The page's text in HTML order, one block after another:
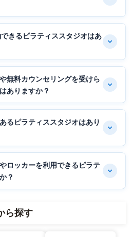
きるピラティススタジオはあ
無料カウンセリングを受けら
ありますか？
るピラティススタジオはあり
ロッカーを利用できるピラテ
？
ら探す